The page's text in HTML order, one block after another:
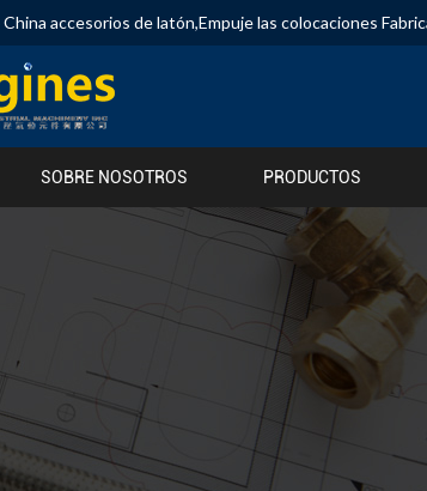
accesorios de latón,Empuje las colocaciones
SOBRE NOSOTROS PRODUCTOS